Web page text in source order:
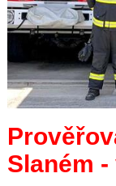
Slaném